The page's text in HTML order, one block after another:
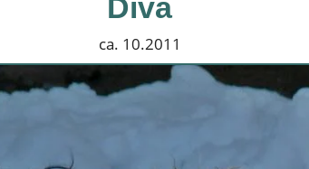
Diva
ca. 10.2011